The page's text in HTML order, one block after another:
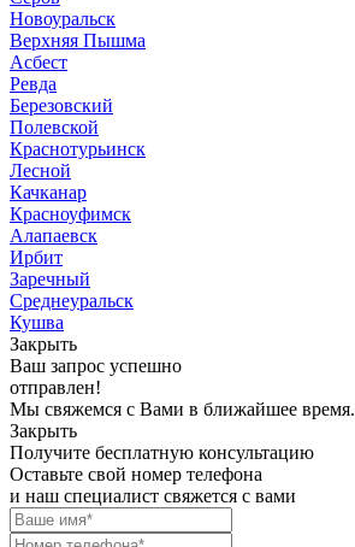
Новоуральск
Верхняя Пышма
Асбест
Ревда
Березовский
Полевской
Краснотурьинск
Лесной
Качканар
Красноуфимск
Алапаевск
Ирбит
Заречный
Среднеуральск
Кушва
Закрыть
Ваш запрос успешно
отправлен!
Мы свяжемся с Вами в ближайшее время.
Закрыть
Получите бесплатную консультацию
Оставьте свой номер телефона
и наш специалист свяжется с вами